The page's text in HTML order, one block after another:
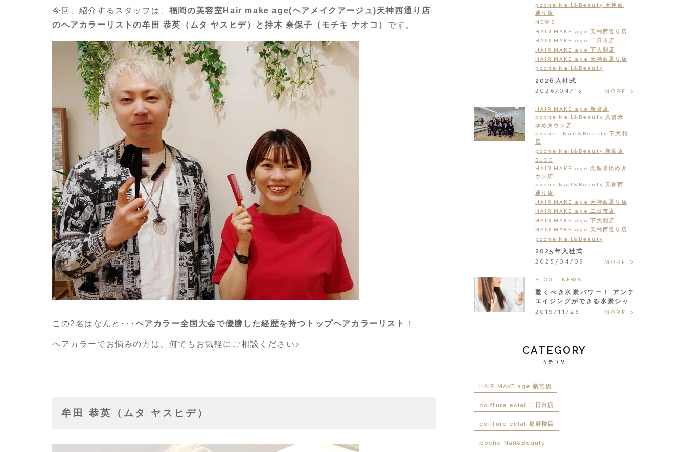
今回、紹介するスタッフは、 福岡の美容室Hair make age(ヘアメイクアージュ)天神西通り店
のヘアカラーリストの牟田 恭英（ムタ ヤスヒデ）と持木 奈保子（モチキ ナオコ） です。
この2名はなんと･･･ ヘアカラー全国大会で優勝した経歴を持つトップヘアカラーリスト ！
ヘアカラーでお悩みの方は、何でもお気軽にご相談ください♪
牟田 恭英（ムタ ヤスヒデ）
poche Nail&Beauty 天神西
通り店
NEWS
HAIR MAKE age 天神西通り店
HAIR MAKE age 二日市店
HAIR MAKE age 下大利店
HAIR MAKE age 天神西通り店
poche Nail&Beauty
2026入社式
2026/04/15 MORE
HAIR MAKE age 新宮店
poche Nail&Beauty 久留米
ゆめタウン店
poche Nail&Beauty 下大利
店
poche Nail&Beauty 新宮店
BLOG
HAIR MAKE age 久留米ゆめタ
ウン店
poche Nail&Beauty 天神西
通り店
HAIR MAKE age 天神西通り店
HAIR MAKE age 二日市店
HAIR MAKE age 下大利店
HAIR MAKE age 天神西通り店
poche Nail&Beauty
2025年入社式
2025/04/09 MORE
BLOG NEWS
驚くべき水素パワー！ アンチ
エイジングができる水素シャ…
2019/11/26 MORE
CATEGORY
カテゴリ
HAIR MAKE age 新宮店
coiffure eclat 二日市店
coiffure eclat 都府楼店
poche Nail&Beauty